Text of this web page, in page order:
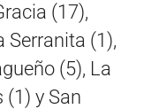
(17),
Serranita (1),
(5), La
(1) y San